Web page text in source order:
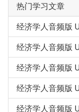
热门学习文章
经济学人音频版
经济学人音频版